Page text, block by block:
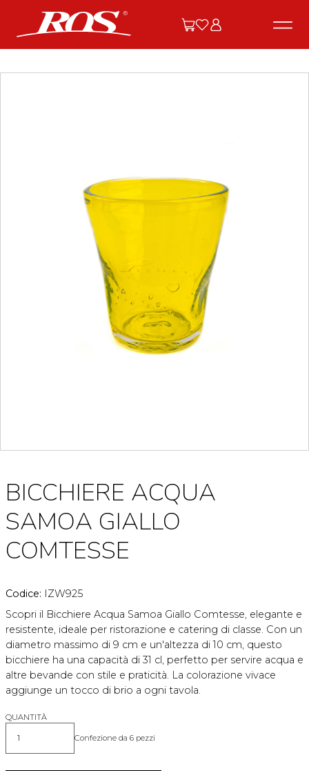
BICCHIERE ACQUA
SAMOA GIALLO
COMTESSE
Codice: IZW925
Scopri il Bicchiere Acqua Samoa Giallo Comtesse, elegante e
resistente, ideale per ristorazione e catering di classe. Con un
diametro massimo di 9 cm e un'altezza di 10 cm, questo
bicchiere ha una capacità di 31 cl, perfetto per servire acqua e
altre bevande con stile e praticità. La colorazione vivace
aggiunge un tocco di brio a ogni tavola.
QUANTITÀ
Quantità Confezione da 6 pezzi